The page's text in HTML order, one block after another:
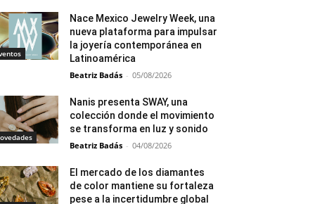
Nace Mexico Jewelry Week, una
nueva plataforma para impulsar
la joyería contemporánea en
Latinoamérica
Beatriz Badás - 05/08/2026
Nanis presenta SWAY, una
colección donde el movimiento
se transforma en luz y sonido
Beatriz Badás - 04/08/2026
El mercado de los diamantes
de color mantiene su fortaleza
pese a la incertidumbre global